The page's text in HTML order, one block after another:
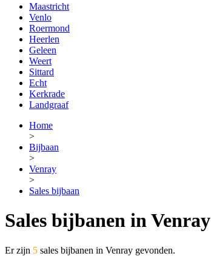
Maastricht
Venlo
Roermond
Heerlen
Geleen
Weert
Sittard
Echt
Kerkrade
Landgraaf
Home
>
Bijbaan
>
Venray
>
Sales bijbaan
Sales bijbanen in Venray
Er zijn 5 sales bijbanen in Venray gevonden.